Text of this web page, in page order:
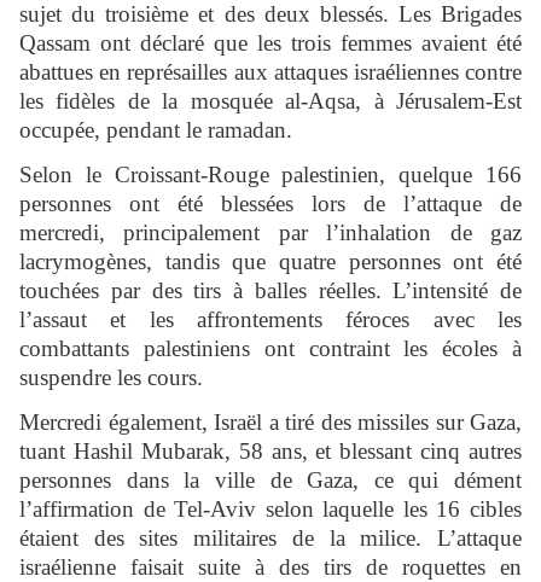
sujet du troisième et des deux blessés. Les Brigades
Qassam ont déclaré que les trois femmes avaient été
abattues en représailles aux attaques israéliennes contre
les fidèles de la mosquée al-Aqsa, à Jérusalem-Est
occupée, pendant le ramadan.
Selon le Croissant-Rouge palestinien, quelque 166
personnes ont été blessées lors de l’attaque de
mercredi, principalement par l’inhalation de gaz
lacrymogènes, tandis que quatre personnes ont été
touchées par des tirs à balles réelles. L’intensité de
l’assaut et les affrontements féroces avec les
combattants palestiniens ont contraint les écoles à
suspendre les cours.
Mercredi également, Israël a tiré des missiles sur Gaza,
tuant Hashil Mubarak, 58 ans, et blessant cinq autres
personnes dans la ville de Gaza, ce qui dément
l’affirmation de Tel-Aviv selon laquelle les 16 cibles
étaient des sites militaires de la milice. L’attaque
israélienne faisait suite à des tirs de roquettes en